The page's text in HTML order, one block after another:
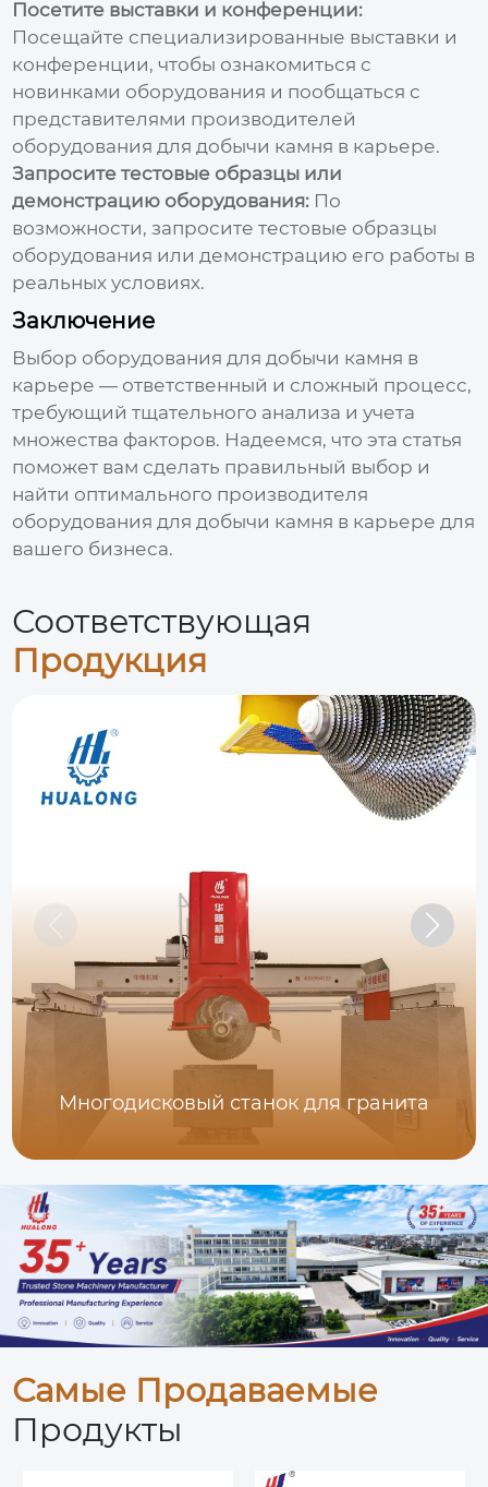
Посетите выставки и конференции:
Посещайте специализированные выставки и
конференции, чтобы ознакомиться с
новинками оборудования и пообщаться с
представителями производителей
оборудования для добычи камня в карьере.
Запросите тестовые образцы или
демонстрацию оборудования: По
возможности, запросите тестовые образцы
оборудования или демонстрацию его работы в
реальных условиях.
Заключение
Выбор оборудования для добычи камня в
карьере — ответственный и сложный процесс,
требующий тщательного анализа и учета
множества факторов. Надеемся, что эта статья
поможет вам сделать правильный выбор и
найти оптимального производителя
оборудования для добычи камня в карьере для
вашего бизнеса.
Соответствующая
Продукция
Многодисковый станок для гранита
Самые Продаваемые
Продукты